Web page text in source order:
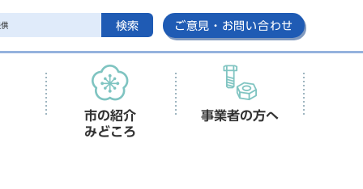
検索 ご意見・お問い合わせ
市の紹介
みどころ
事業者の方へ